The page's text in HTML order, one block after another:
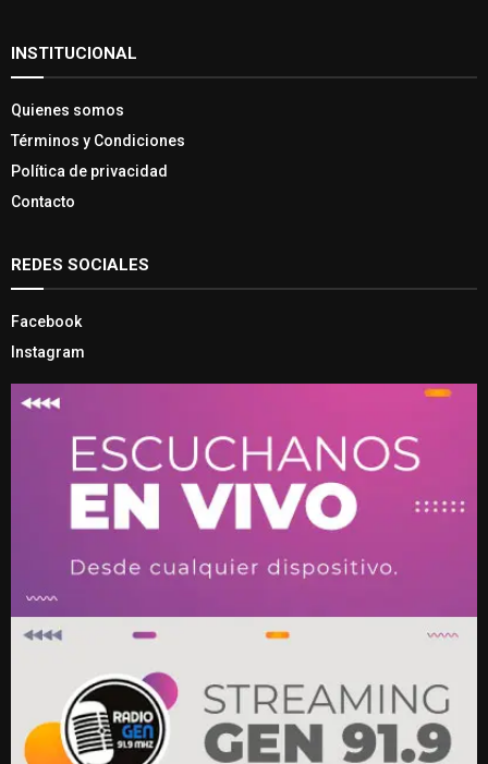
INSTITUCIONAL
Quienes somos
Términos y Condiciones
Política de privacidad
Contacto
REDES SOCIALES
Facebook
Instagram